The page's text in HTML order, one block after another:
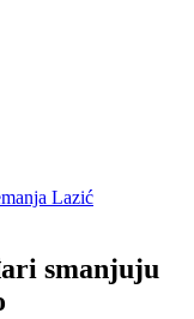
Lazić
smanjuju